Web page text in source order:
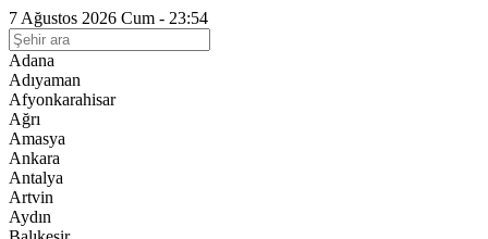
7 Ağustos 2026 Cum - 23:54
Adana
Adıyaman
Afyonkarahisar
Ağrı
Amasya
Ankara
Antalya
Artvin
Aydın